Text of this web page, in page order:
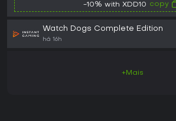
-10% with XDD10 copy
Watch Dogs Complete Edition
há 16h
+Mais